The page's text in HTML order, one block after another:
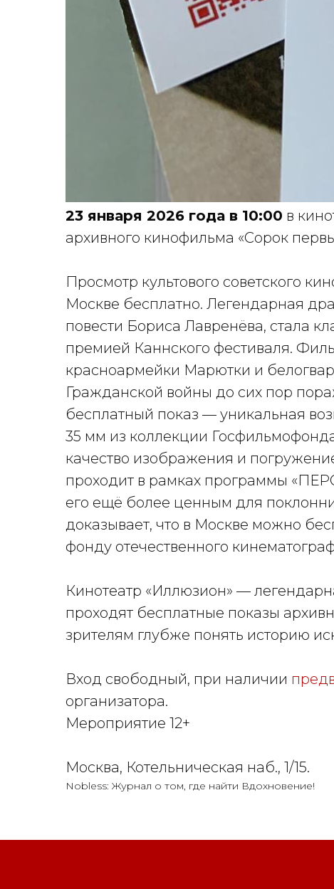
23 января 2026 года в 10:00 в
архивного кинофильма «Сорок
Просмотр культового советского
Москве бесплатно. Легендарная
повести Бориса Лавренёва, стала
премией Каннского фестиваля.
красноармейки Марютки и
Гражданской войны до сих пор
бесплатный показ — уникальная
35 мм из коллекции
качество изображения и
проходит в рамках программы
его ещё более ценным для
доказывает, что в Москве можно
фонду отечественного
Кинотеатр «Иллюзион» —
проходят бесплатные показы
зрителям глубже понять историю
Вход свободный, при наличии
организатора.
Мероприятие 12+
Москва, Котельническая наб., 1/15.
Nobless: Журнал о том, где найти Вдохновение!